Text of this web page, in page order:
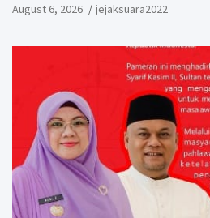
August 6, 2026 jejaksuara2022